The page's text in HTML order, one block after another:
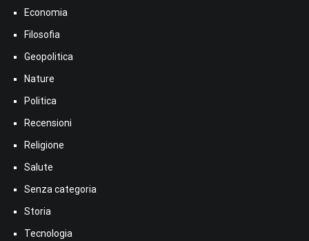
Economia
Filosofia
Geopolitica
Nature
Politica
Recensioni
Religione
Salute
Senza categoria
Storia
Tecnologia